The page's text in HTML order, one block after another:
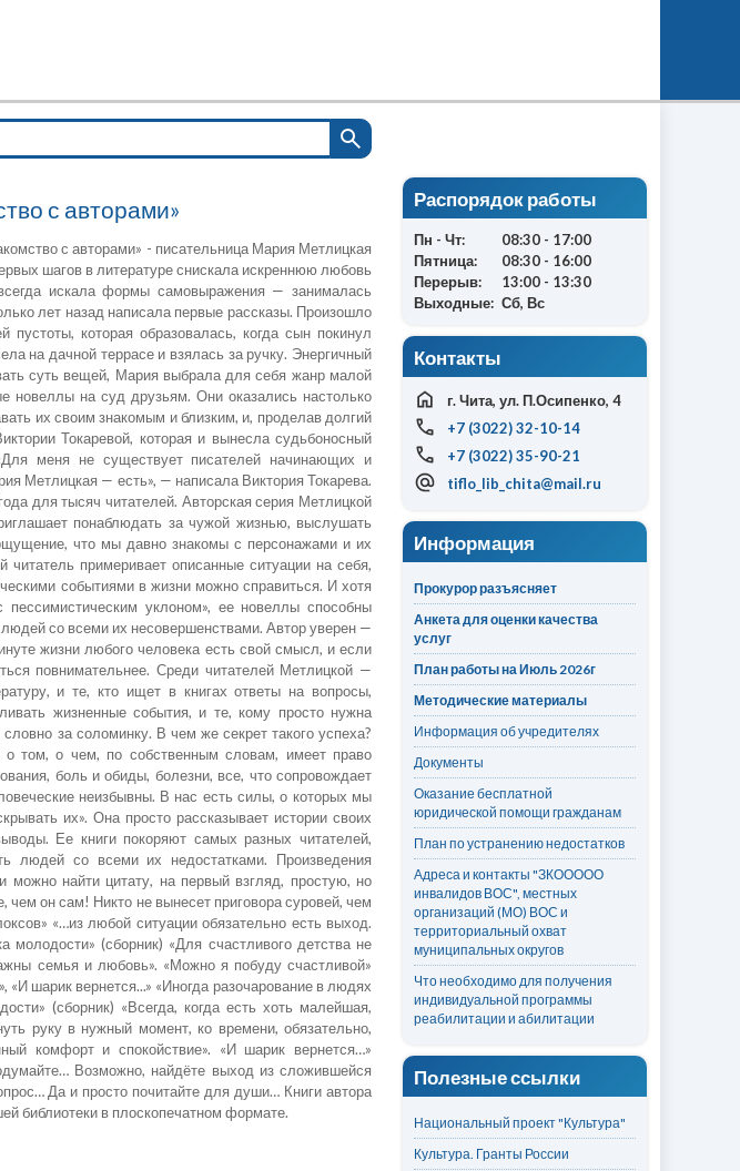
с авторами»
с авторами» - писательница Мария Метлицкая
шагов в литературе снискала искреннюю любовь
искала формы самовыражения — занималась
лет назад написала первые рассказы. Произошло
которая образовалась, когда сын покинул
на дачной террасе и взялась за ручку. Энергичный
суть вещей, Мария выбрала для себя жанр малой
новеллы на суд друзьям. Они оказались настолько
их своим знакомым и близким, и, проделав долгий
Токаревой, которая и вынесла судьбоносный
меня не существует писателей начинающих и
Метлицкая — есть», — написала Виктория Токарева.
для тысяч читателей. Авторская серия Метлицкой
понаблюдать за чужой жизнью, выслушать
что мы давно знакомы с персонажами и их
примеривает описанные ситуации на себя,
событиями в жизни можно справиться. И хотя
уклоном», ее новеллы способны
со всеми их несовершенствами. Автор уверен —
жизни любого человека есть свой смысл, и если
повнимательнее. Среди читателей Метлицкой —
и те, кто ищет в книгах ответы на вопросы,
жизненные события, и те, кому просто нужна
за соломинку. В чем же секрет такого успеха?
том, о чем, по собственным словам, имеет право
боль и обиды, болезни, все, что сопровождает
неизбывны. В нас есть силы, о которых мы
их». Она просто рассказывает истории своих
Ее книги покоряют самых разных читателей,
людей со всеми их недостатками. Произведения
найти цитату, на первый взгляд, простую, но
он сам! Никто не вынесет приговора суровей, чем
«…из любой ситуации обязательно есть выход.
молодости» (сборник) «Для счастливого детства не
семья и любовь». «Можно я побуду счастливой»
«И шарик вернется...» «Иногда разочарование в людях
(сборник) «Всегда, когда есть хоть малейшая,
руку в нужный момент, ко времени, обязательно,
комфорт и спокойствие». «И шарик вернется…»
Возможно, найдёте выход из сложившейся
Да и просто почитайте для души… Книги автора
библиотеки в плоскопечатном формате.
Распорядок работы
Пн - Чт:
08:30 - 17:00
Пятница:
08:30 - 16:00
Перерыв:
13:00 - 13:30
Выходные: Сб, Вс
Контакты
г. Чита, ул. П.Осипенко, 4
+7 (3022) 32-10-14
+7 (3022) 35-90-21
tiflo_lib_chita@mail.ru
Информация
Прокурор разъясняет
Анкета для оценки качества
услуг
План работы на Июль 2026г
Методические материалы
Информация об учредителях
Документы
Оказание бесплатной
юридической помощи гражданам
План по устранению недостатков
Адреса и контакты "ЗКООООО
инвалидов ВОС", местных
организаций (МО) ВОС и
территориальный охват
муниципальных округов
Что необходимо для получения
индивидуальной программы
реабилитации и абилитации
Полезные ссылки
Национальный проект "Культура"
Культура. Гранты России